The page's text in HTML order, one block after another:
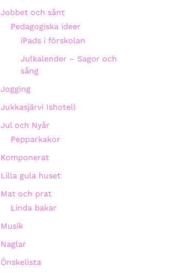
Jobbet och sånt
Pedagogiska ideer
iPads i förskolan
Julkalender – Sagor och
sång
Jogging
Jukkasjärvi Ishotell
Jul och Nyår
Pepparkakor
Komponerat
Lilla gula huset
Mat och prat
Linda bakar
Musik
Naglar
Önskelista